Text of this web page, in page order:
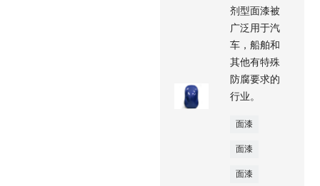
剂型面漆被
广泛用于汽
车，船舶和
其他有特殊
防腐要求的
行业。
面漆
面漆
面漆